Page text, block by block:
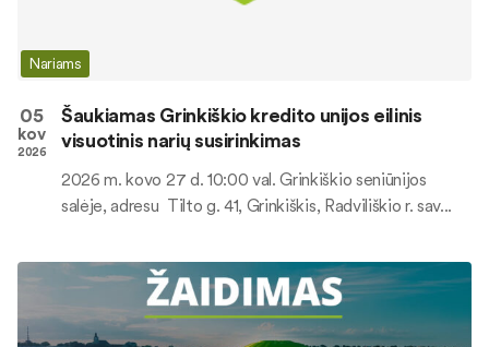
Nariams
05
kov
2026
Šaukiamas Grinkiškio kredito unijos eilinis
visuotinis narių susirinkimas
2026 m. kovo 27 d. 10:00 val. Grinkiškio seniūnijos
salėje, adresu Tilto g. 41, Grinkiškis, Radviliškio r. sav...